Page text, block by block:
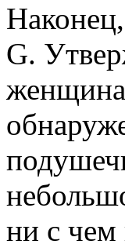
G.
женщина
ни с чем